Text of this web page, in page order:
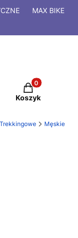
MAX BIKE
Produkty w
Koszyk
Trekkingowe Męskie